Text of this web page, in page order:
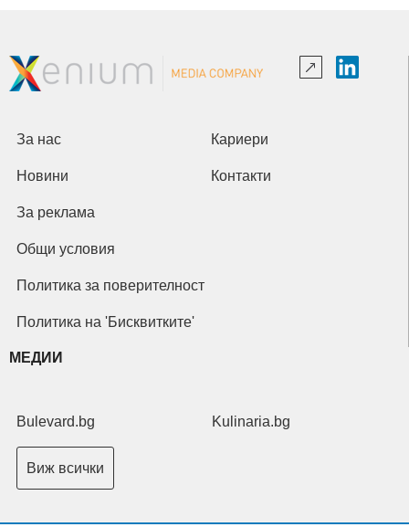
За нас Кариери
Новини Контакти
За реклама
Общи условия
Политика за поверителност
Политика на 'Бисквитките'
МЕДИИ
Bulevard.bg Kulinaria.bg
Виж всички